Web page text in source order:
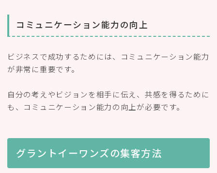
コミュニケーション能力の向上
ビジネスで成功するためには、コミュニケーション能力
が非常に重要です。
自分の考えやビジョンを相手に伝え、共感を得るために
も、コミュニケーション能力の向上が必要です。
グラントイーワンズの集客方法